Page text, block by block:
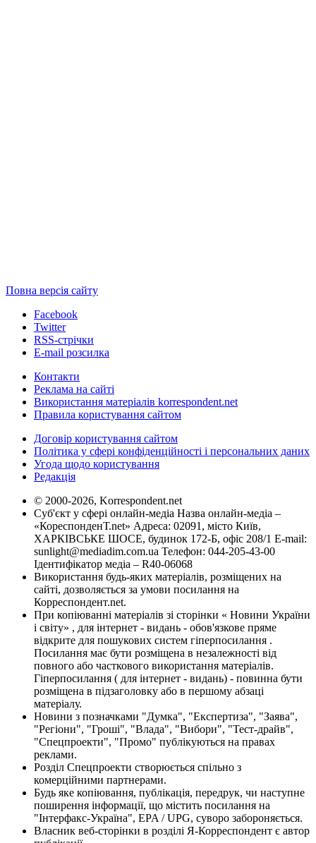
Повна версія сайту
Facebook
Twitter
RSS-стрічки
E-mail розсилка
Контакти
Реклама на сайті
Використання матеріалів korrespondent.net
Правила користування сайтом
Договір користування сайтом
Політика у сфері конфіденційності і персональних даних
Угода щодо користування
Редакція
© 2000-2026, Korrespondent.net
Суб'єкт у сфері онлайн-медіа Назва онлайн-медіа –
«КореспонденТ.net» Адреса: 02091, місто Київ,
ХАРКІВСЬКЕ ШОСЕ, будинок 172-Б, офіс 208/1 E-mail:
sunlight@mediadim.com.ua Телефон: 044-205-43-00
Ідентифікатор медіа – R40-06068
Використання будь-яких матеріалів, розміщених на
сайті, дозволяється за умови посилання на
Корреспондент.net.
При копіюванні матеріалів зі сторінки « Новини України
і світу» , для інтернет - видань - обов'язкове пряме
відкрите для пошукових систем гіперпосилання .
Посилання має бути розміщена в незалежності від
повного або часткового використання матеріалів.
Гіперпосилання ( для інтернет - видань) - повинна бути
розміщена в підзаголовку або в першому абзаці
матеріалу.
Новини з позначками "Думка", "Експертиза", "Заява",
"Регіони", "Гроші", "Влада", "Вибори", "Тест-драйв",
"Спецпроекти", "Промо" публікуються на правах
реклами.
Розділ Спецпроекти створюється спільно з
комерційними партнерами.
Будь яке копіювання, публікація, передрук, чи наступне
поширення інформації, що містить посилання на
"Інтерфакс-Україна", EPA / UPG, суворо забороняється.
Власник веб-сторінки в розділі Я-Корреспондент є автор